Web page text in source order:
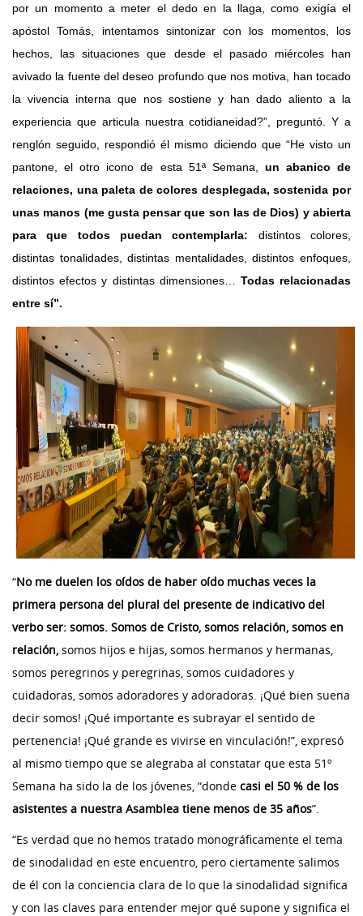
por un momento a meter el dedo en la llaga, como exigía el
apóstol Tomás, intentamos sintonizar con los momentos, los
hechos, las situaciones que desde el pasado miércoles han
avivado la fuente del deseo profundo que nos motiva, han tocado
la vivencia interna que nos sostiene y han dado aliento a la
experiencia que articula nuestra cotidianeidad?”, preguntó. Y a
renglón seguido, respondió él mismo diciendo que “He visto un
pantone, el otro icono de esta 51ª Semana, un abanico de
relaciones, una paleta de colores desplegada, sostenida por
unas manos (me gusta pensar que son las de Dios) y abierta
para que todos puedan contemplarla: distintos colores,
distintas tonalidades, distintas mentalidades, distintos enfoques,
distintos efectos y distintas dimensiones… Todas relacionadas
entre sí”.
“No me duelen los oídos de haber oído muchas veces la
primera persona del plural del presente de indicativo del
verbo ser: somos. Somos de Cristo, somos relación, somos en
relación, somos hijos e hijas, somos hermanos y hermanas,
somos peregrinos y peregrinas, somos cuidadores y
cuidadoras, somos adoradores y adoradoras. ¡Qué bien suena
decir somos! ¡Qué importante es subrayar el sentido de
pertenencia! ¡Qué grande es vivirse en vinculación!”, expresó
al mismo tiempo que se alegraba al constatar que esta 51º
Semana ha sido la de los jóvenes, “donde casi el 50 % de los
asistentes a nuestra Asamblea tiene menos de 35 años”.
“Es verdad que no hemos tratado monográficamente el tema
de sinodalidad en este encuentro, pero ciertamente salimos
de él con la conciencia clara de lo que la sinodalidad significa
y con las claves para entender mejor qué supone y significa el